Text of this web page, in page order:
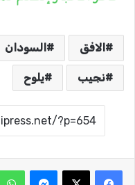
الافق السودان
نجيب يلوح